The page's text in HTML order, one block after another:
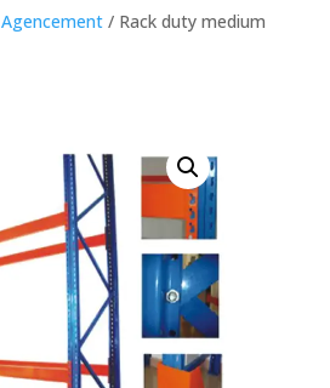
Agencement/ Rack duty medium